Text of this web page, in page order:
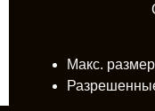
Макс.